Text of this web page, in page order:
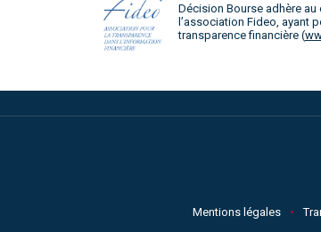
Décision Bourse adhère
l’association Fideo, ayant
transparence financière (
Mentions légales